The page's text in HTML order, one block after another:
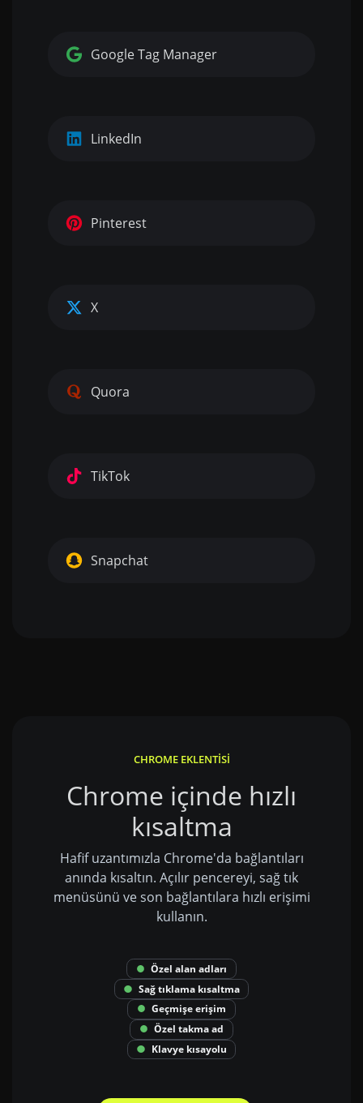
Google Tag Manager
LinkedIn
Pinterest
X
Quora
TikTok
Snapchat
CHROME EKLENTISI
Chrome içinde hızlı
kısaltma
Hafif uzantımızla Chrome'da bağlantıları
anında kısaltın. Açılır pencereyi, sağ tık
menüsünü ve son bağlantılara hızlı erişimi
kullanın.
Özel alan adları
Sağ tıklama kısaltma
Geçmişe erişim
Özel takma ad
Klavye kısayolu